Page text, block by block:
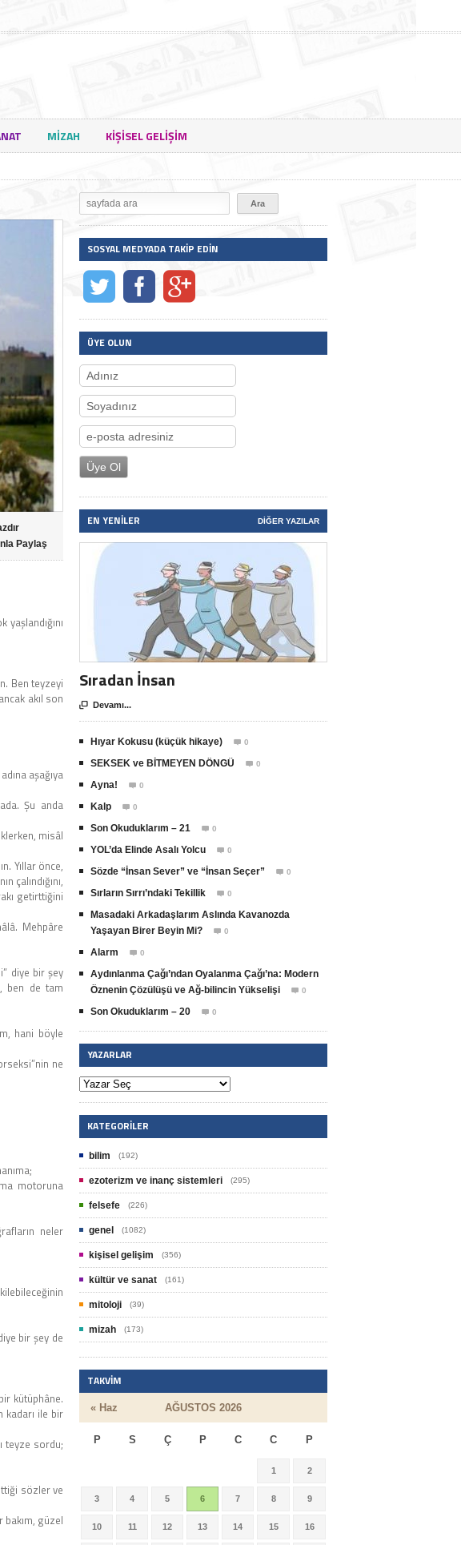
MIZAH KIŞISEL GELIŞIM
Paylaş
Ben teyzeyi
akıl son
aşağıya
Şu anda
misâl
Yıllar önce,
çalındığını,
getirttiğini
Mehpâre
diye bir şey
ben de tam
hani böyle
ne
motoruna
neler
bir şey de
kütüphâne.
kadarı ile bir
teyze sordu;
sözler ve
bakım, güzel
SOSYAL MEDYADA TAKIP EDIN
ÜYE OLUN
EN YENILER DIĞER YAZILAR
Sıradan İnsan
 Devamı...
Hıyar Kokusu (küçük hikaye)  0
SEKSEK ve BİTMEYEN DÖNGÜ  0
Ayna!  0
Kalp  0
Son Okuduklarım – 21  0
YOL’da Elinde Asalı Yolcu  0
Sözde “İnsan Sever” ve “İnsan Seçer”  0
Sırların Sırrı’ndaki Tekillik  0
Masadaki Arkadaşlarım Aslında Kavanozda
Yaşayan Birer Beyin Mi?
 0
Alarm  0
Aydınlanma Çağı’ndan Oyalanma Çağı’na: Modern
Öznenin Çözülüşü ve Ağ-bilincin Yükselişi
 0
Son Okuduklarım – 20  0
YAZARLAR
KATEGORILER
bilim (192)
ezoterizm ve inanç sistemleri (295)
felsefe (226)
genel (1082)
kişisel gelişim (356)
kültür ve sanat (161)
mitoloji (39)
mizah (173)
TAKVIM
AĞUSTOS 2026
P S Ç P C C P
« Haz
1 2
3 4 5 6 7 8 9
10 11 12 13 14 15 16